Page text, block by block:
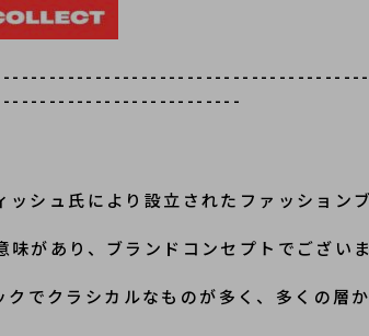
シュ氏により設立されたファッション
があり、ブランドコンセプトでございま
でクラシカルなものが多く、多くの層